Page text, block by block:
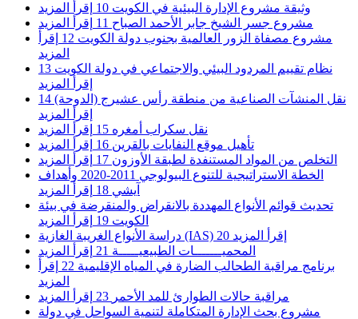
وثيقة مشروع الإدارة البيئية في الكويت 10 إقرأ المزيد
مشروع جسر الشيخ جابر الأحمد الصباح 11 إقرأ المزيد
مشروع مصفاة الزور العالمية بجنوب دولة الكويت 12 إقرأ
المزيد
نظام تقييم المردود البيئي والاجتماعي في دولة الكويت 13
إقرأ المزيد
نقل المنشآت الصناعية من منطقة رأس عشيرج (الدوحة) 14
إقرأ المزيد
نقل سكراب أمغره 15 إقرأ المزيد
تأهيل موقع النفايات بالقرين 16 إقرأ المزيد
التخلص من المواد المستنفدة لطبقة الأوزون 17 إقرأ المزيد
الخطة الاستراتيجية للتنوع البيولوجي 2011-2020 وأهداف
آيشي 18 إقرأ المزيد
تحديث قوائم الأنواع المهددة بالانقراض والمنقرضة في بيئة
الكويت 19 إقرأ المزيد
دراسة الأنواع الغريبة الغازية (IAS) 20 إقرأ المزيد
المحميـــــــات الطبيعيـــــة 21 إقرأ المزيد
برنامج مراقبة الطحالب الضارة في المياه الإقليمية 22 إقرأ
المزيد
مراقبة حالات الطوارئ للمد الأحمر 23 إقرأ المزيد
مشروع بحث الإدارة المتكاملة لتنمية السواحل في دولة